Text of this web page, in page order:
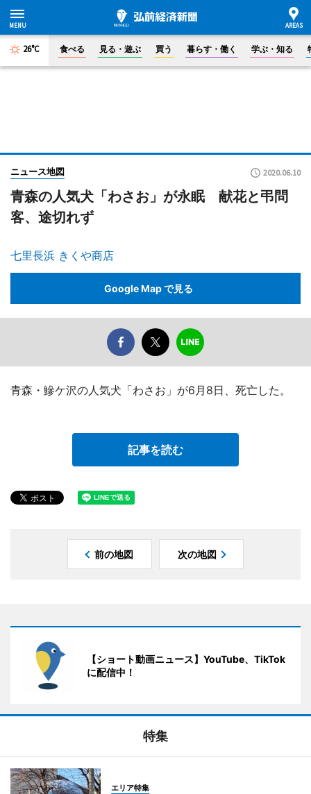
26°C 食べる 見る・遊ぶ 買う 暮らす・働く 学ぶ・知る
ニュース地図 2020.06.10
青森の人気犬「わさお」が永眠 献花と弔問
客、途切れず
七里長浜 きくや商店
Google Map で見る
青森・鰺ケ沢の人気犬「わさお」が6月8日、死亡した。
記事を読む
前の地図 次の地図
【ショート動画ニュース】YouTube、TikTok
に配信中！
特集
エリア特集